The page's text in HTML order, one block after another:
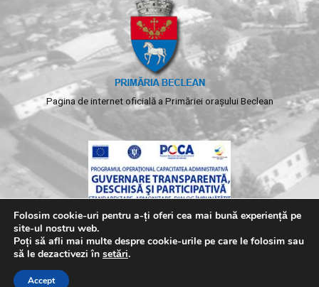
Pagina de internet oficială a Primăriei orașului Beclean
Copyright © 2026 Primaria Beclean. Toate drepturile
Folosim cookie-uri pentru a-ți oferi cea mai bună experiență pe
site-ul nostru web.
Poți să afli mai multe despre cookie-urile pe care le folosim sau
să le dezactivezi în setări.
Accept